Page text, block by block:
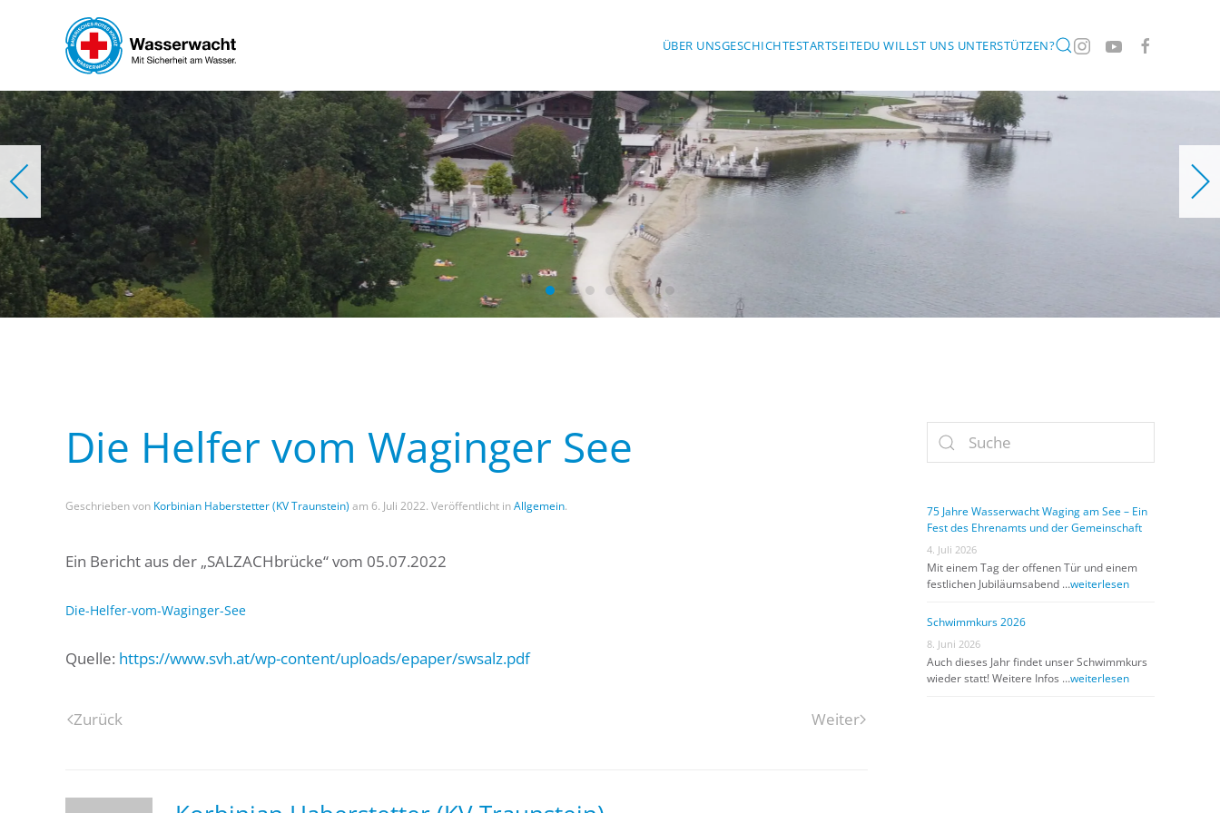
Skip to main content ÜBER UNSGESCHICHTESTARTSEITEDU WILLST UNS UNTERSTÜTZEN?
Die Helfer vom Waginger See
Geschrieben von Korbinian Haberstetter (KV Traunstein) am 6. Juli 2022. Veröffentlicht inAllgemein.
Ein Bericht aus der „SALZACHbrücke“ vom 05.07.2022
Die-Helfer-vom-Waginger-See
Quelle: https://www.svh.at/wp-content/uploads/epaper/swsalz.pdf
Zurück Weiter
75 Jahre Wasserwacht Waging am See – Ein
Fest des Ehrenamts und der Gemeinschaft
4. Juli 2026
Mit einem Tag der offenen Tür und einem
festlichen Jubiläumsabend …weiterlesen
Schwimmkurs 2026
8. Juni 2026
Auch dieses Jahr findet unser Schwimmkurs
wieder statt! Weitere Infos …weiterlesen